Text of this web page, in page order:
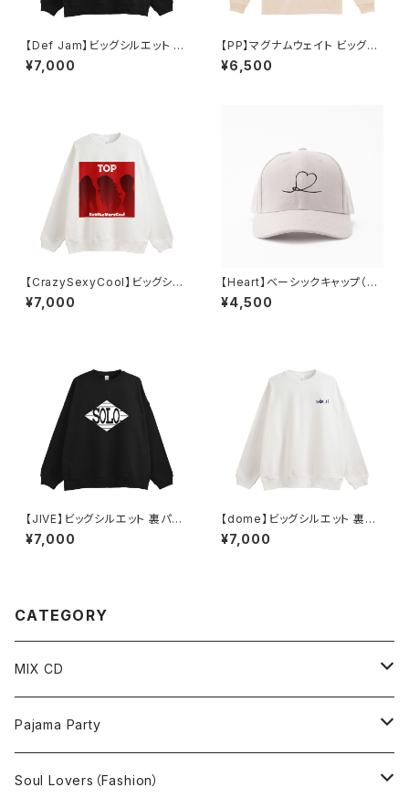
【Def Jam】ビッグシルエット 裏
パイル スウェット（ブラック）
¥7,000
【PP】マグナムウェイト ビッグシ
ルエット ロングスリーブ（ヴィン
テージナチュラル）
¥6,500
【CrazySexyCool】ビッグシル
エット 裏パイル スウェット
¥7,000
【Heart】ベーシックキャップ（グ
レー）
¥4,500
【JIVE】ビッグシルエット 裏パイ
ル スウェット（ブラック）
¥7,000
【dome】ビッグシルエット 裏パ
イル スウェット（ホワイト）
¥7,000
CATEGORY
MIX CD
MIX CD
MP3
Pajama Party
T-shirt
Soul Lovers（Fashion）